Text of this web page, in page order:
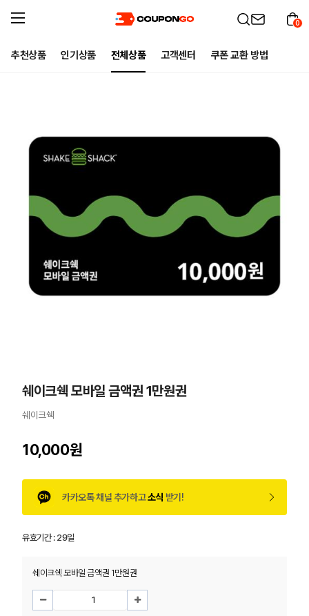
추천상품 인기상품 전체상품 고객센터 쿠폰 교환 방법
0
쉐이크쉑 모바일 금액권 1만원권
쉐이크쉑
10,000원
카카오톡 채널 추가하고소식 받기!
유효기간 :29일
쉐이크쉑 모바일 금액권 1만원권